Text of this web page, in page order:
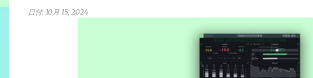
日付: 10月 15, 2024